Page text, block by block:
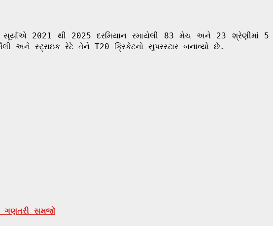
2021 થી 2025 દરમિયાન રમાયેલી 83 મેચ અને 23 શ્રેણીમાં 5
સ્ટ્રાઇક રેટે તેને T20 ક્રિકેટનો સુપરસ્ટાર બનાવ્યો છે.
ગણતરી સમજો